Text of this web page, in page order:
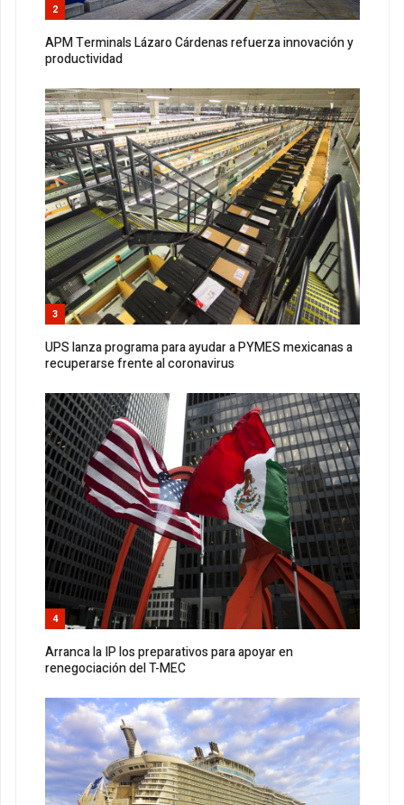
2
APM Terminals Lázaro Cárdenas refuerza innovación y
productividad
3
UPS lanza programa para ayudar a PYMES mexicanas a
recuperarse frente al coronavirus
4
Arranca la IP los preparativos para apoyar en
renegociación del T-MEC